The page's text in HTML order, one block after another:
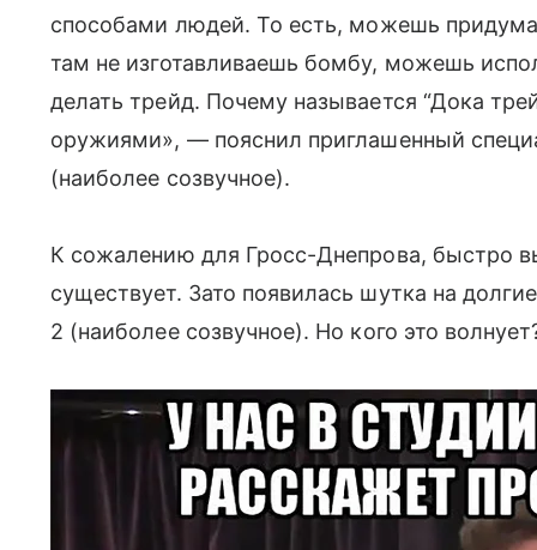
способами людей. То есть, можешь
там не изготавливаешь бомбу, можешь
делать трейд. Почему называется “Дока
оружиями», — пояснил приглашенный
(наиболее созвучное).
К сожалению для Гросс-Днепрова, быстро
существует. Зато появилась шутка на
2 (наиболее созвучное). Но кого это